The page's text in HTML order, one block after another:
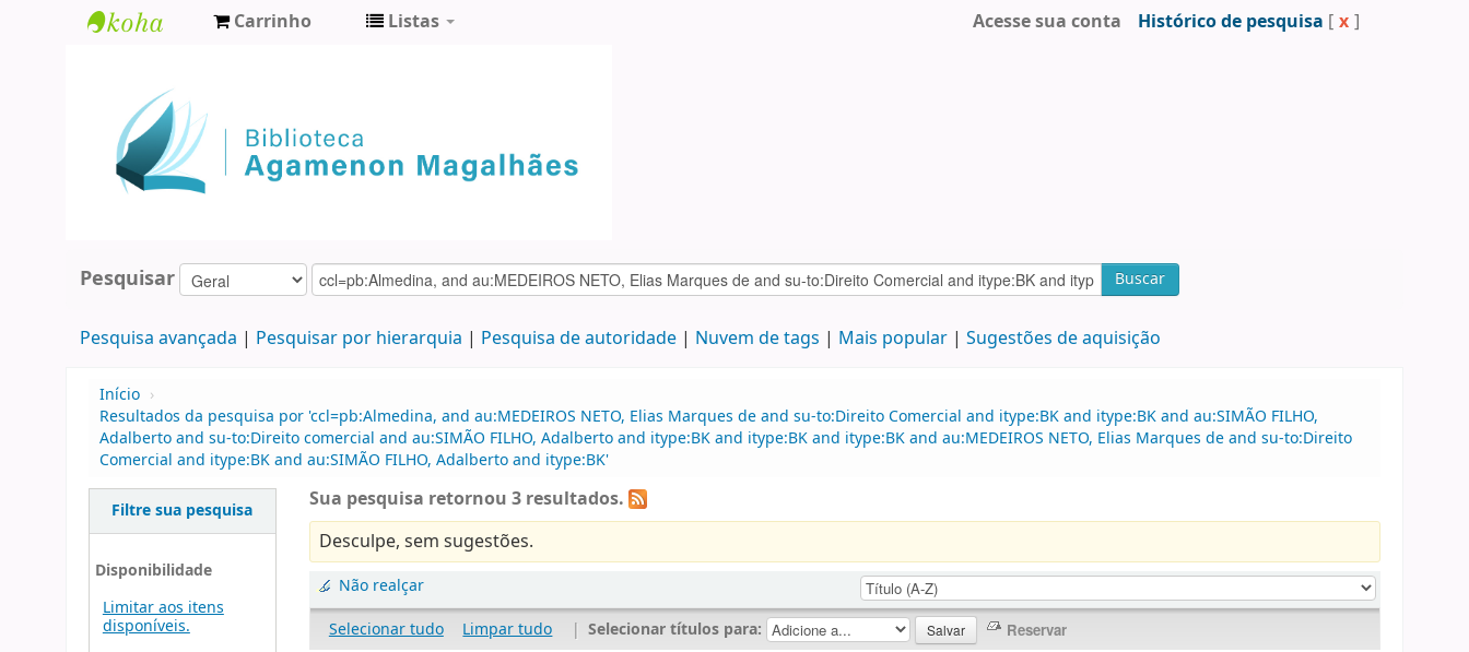
Agamenon
Magalhães
Carrinho Listas Acesse sua conta Histórico de pesquisa [ x ]
Pesquisar Buscar
Pesquisa avançada Pesquisar por hierarquia Pesquisa de autoridade Nuvem de tags Mais popular Sugestões de aquisição
Início ›
Resultados da pesquisa por 'ccl=pb:Almedina, and au:MEDEIROS NETO, Elias Marques de and su-to:Direito Comercial and itype:BK and itype:BK and au:SIMÃO FILHO,
Adalberto and su-to:Direito comercial and au:SIMÃO FILHO, Adalberto and itype:BK and itype:BK and itype:BK and au:MEDEIROS NETO, Elias Marques de and su-to:Direito
Comercial and itype:BK and au:SIMÃO FILHO, Adalberto and itype:BK'
Filtre sua pesquisa
Disponibilidade
Limitar aos itens
disponíveis.
Sua pesquisa retornou 3 resultados.
Desculpe, sem sugestões.
Não realçar
Selecionar tudo
Limpar tudo | Selecionar títulos para: